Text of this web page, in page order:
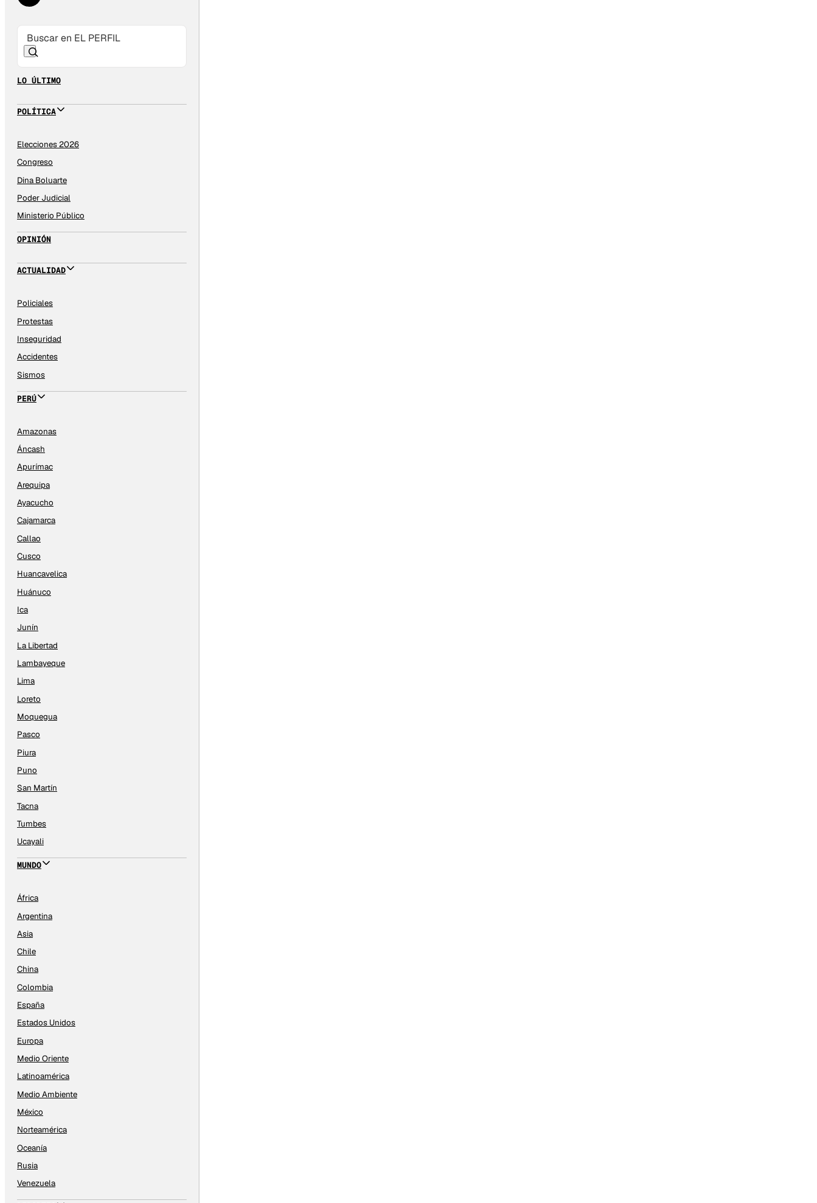
LO ÚLTIMO
POLÍTICA
Elecciones 2026
Congreso
Dina Boluarte
Poder Judicial
Ministerio Público
OPINIÓN
ACTUALIDAD
Policiales
Protestas
Inseguridad
Accidentes
Sismos
PERÚ
Amazonas
Áncash
Apurímac
Arequipa
Ayacucho
Cajamarca
Callao
Cusco
Huancavelica
Huánuco
Ica
Junín
La Libertad
Lambayeque
Lima
Loreto
Moquegua
Pasco
Piura
Puno
San Martín
Tacna
Tumbes
Ucayali
MUNDO
África
Argentina
Asia
Chile
China
Colombia
España
Estados Unidos
Europa
Medio Oriente
Latinoamérica
Medio Ambiente
México
Norteamérica
Oceanía
Rusia
Venezuela